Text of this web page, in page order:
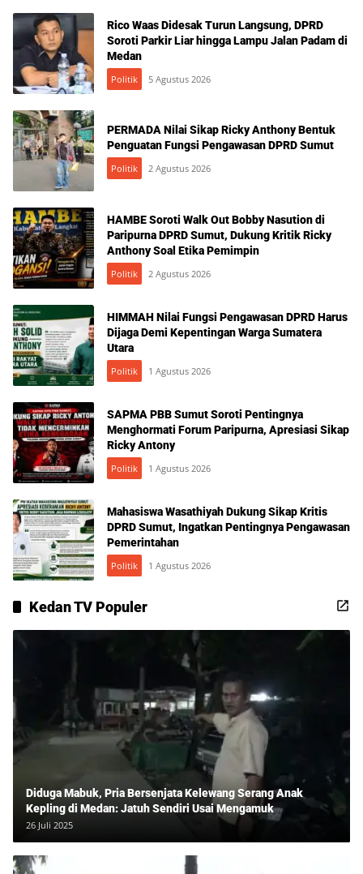
Rico Waas Didesak Turun Langsung, DPRD
Soroti Parkir Liar hingga Lampu Jalan Padam di
Medan
Politik 5 Agustus 2026
PERMADA Nilai Sikap Ricky Anthony Bentuk
Penguatan Fungsi Pengawasan DPRD Sumut
Politik 2 Agustus 2026
HAMBE Soroti Walk Out Bobby Nasution di
Paripurna DPRD Sumut, Dukung Kritik Ricky
Anthony Soal Etika Pemimpin
Politik 2 Agustus 2026
HIMMAH Nilai Fungsi Pengawasan DPRD Harus
Dijaga Demi Kepentingan Warga Sumatera
Utara
Politik 1 Agustus 2026
SAPMA PBB Sumut Soroti Pentingnya
Menghormati Forum Paripurna, Apresiasi Sikap
Ricky Antony
Politik 1 Agustus 2026
Mahasiswa Wasathiyah Dukung Sikap Kritis
DPRD Sumut, Ingatkan Pentingnya Pengawasan
Pemerintahan
Politik 1 Agustus 2026
Kedan TV Populer
Diduga Mabuk, Pria Bersenjata Kelewang Serang Anak
Kepling di Medan: Jatuh Sendiri Usai Mengamuk
26 Juli 2025